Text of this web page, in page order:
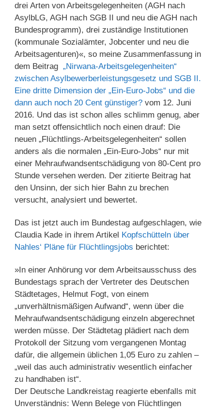
drei Arten von Arbeitsgelegenheiten (AGH nach
AsylbLG, AGH nach SGB II und neu die AGH nach
Bundesprogramm), drei zuständige Institutionen
(kommunale Sozialämter, Jobcenter und neu die
Arbeitsagenturen)«, so meine Zusammenfassung in
dem Beitrag „Nirwana-Arbeitsgelegenheiten“
zwischen Asylbewerberleistungsgesetz und SGB II.
Eine dritte Dimension der „Ein-Euro-Jobs“ und die
dann auch noch 20 Cent günstiger? vom 12. Juni
2016. Und das ist schon alles schlimm genug, aber
man setzt offensichtlich noch einen drauf: Die
neuen „Flüchtlings-Arbeitsgelegenheiten“ sollen
anders als die normalen „Ein-Euro-Jobs“ nur mit
einer Mehraufwandsentschädigung von 80-Cent pro
Stunde versehen werden. Der zitierte Beitrag hat
den Unsinn, der sich hier Bahn zu brechen
versucht, analysiert und bewertet.
Das ist jetzt auch im Bundestag aufgeschlagen, wie
Claudia Kade in ihrem Artikel Kopfschütteln über
Nahles‘ Pläne für Flüchtlingsjobs berichtet:
»In einer Anhörung vor dem Arbeitsausschuss des
Bundestags sprach der Vertreter des Deutschen
Städtetages, Helmut Fogt, von einem
„unverhältnismäßigen Aufwand“, wenn über die
Mehraufwandsentschädigung einzeln abgerechnet
werden müsse. Der Städtetag plädiert nach dem
Protokoll der Sitzung vom vergangenen Montag
dafür, die allgemein üblichen 1,05 Euro zu zahlen –
„weil das auch administrativ wesentlich einfacher
zu handhaben ist“.
Der Deutsche Landkreistag reagierte ebenfalls mit
Unverständnis: Wenn Belege von Flüchtlingen